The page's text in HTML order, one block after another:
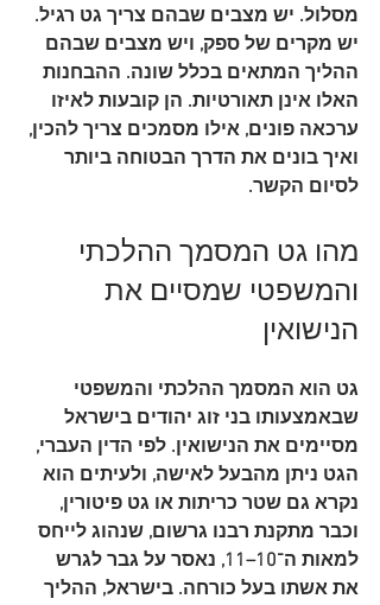
מסלול. יש מצבים שבהם צריך גט רגיל.
יש מקרים של ספק, ויש מצבים שבהם
ההליך המתאים בכלל שונה. ההבחנות
האלו אינן תאורטיות. הן קובעות לאיזו
ערכאה פונים, אילו מסמכים צריך להכין,
ואיך בונים את הדרך הבטוחה ביותר
לסיום הקשר.
מהו גט המסמך ההלכתי
והמשפטי שמסיים את
הנישואין
גט הוא המסמך ההלכתי והמשפטי
שבאמצעותו בני זוג יהודים בישראל
מסיימים את הנישואין. לפי הדין העברי,
הגט ניתן מהבעל לאישה, ולעיתים הוא
נקרא גם שטר כריתות או גט פיטורין,
וכבר מתקנת רבנו גרשום, שנהוג לייחס
למאות ה־10–11, נאסר על גבר לגרש
את אשתו בעל כורחה. בישראל, ההליך